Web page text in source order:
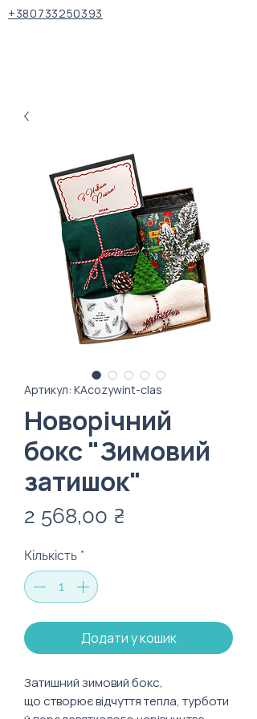
+380733250393
Артикул: KAcozywint-clas
Новорічний
бокс "Зимовий
затишок"
2 568,00 ₴
Кількість *
Додати у кошик
Затишний зимовий бокс,
що створює відчуття тепла, турботи